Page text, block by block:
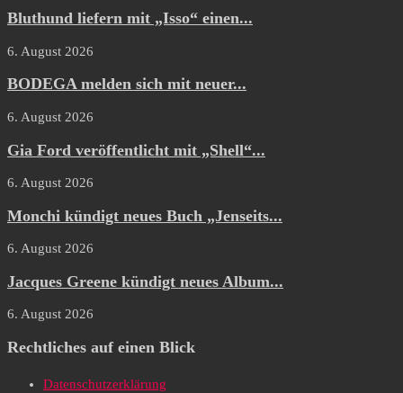
Bluthund liefern mit „Isso“ einen...
6. August 2026
BODEGA melden sich mit neuer...
6. August 2026
Gia Ford veröffentlicht mit „Shell“...
6. August 2026
Monchi kündigt neues Buch „Jenseits...
6. August 2026
Jacques Greene kündigt neues Album...
6. August 2026
Rechtliches auf einen Blick
Datenschutzerklärung